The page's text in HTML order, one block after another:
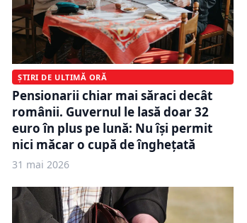
ȘTIRI DE ULTIMĂ ORĂ
Pensionarii chiar mai săraci decât
românii. Guvernul le lasă doar 32
euro în plus pe lună: Nu își permit
nici măcar o cupă de înghețată
31 mai 2026